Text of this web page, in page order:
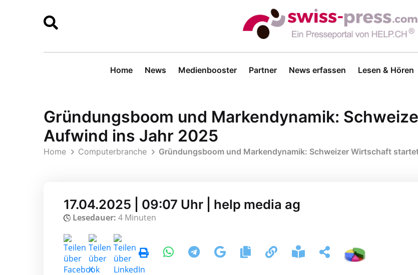
Home News Medienbooster Partner News erfassen Lesen & Hören
Gründungsboom und Markendynamik:
Aufwind ins Jahr 2025
Home Computerbranche Gründungsboom und Markendynamik: Schweizer Wirtschaft
17.04.2025 | 09:07 Uhr | help media ag
Lesedauer: 4 Minuten